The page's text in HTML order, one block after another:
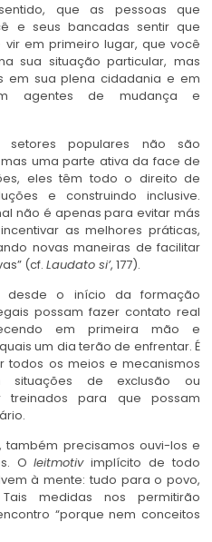
que as pessoas que
e seus bancadas sentir que
em primeiro lugar, que você
sua situação particular, mas
em sua plena cidadania e em
agentes de mudança e
populares não são
uma parte ativa da face de
eles têm todo o direito de
e construindo inclusive.
não é apenas para evitar más
as melhores práticas,
novas maneiras de facilitar
(cf. Laudato si’, 177).
desde o início da formação
possam fazer contato real
em primeira mão e
um dia terão de enfrentar. É
todos os meios e mecanismos
de exclusão ou
treinados para que possam
precisamos ouvi-los e
Oleitmotivimplícito de todo
à mente: tudo para o povo,
medidas nos permitirão
“porque nem conceitos